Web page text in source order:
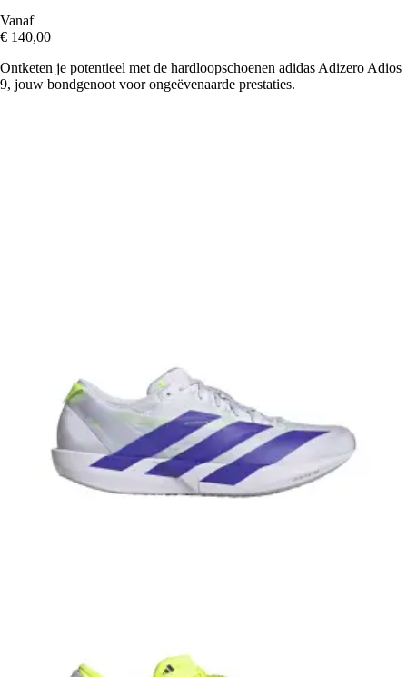
Vanaf
€ 140,00
Ontketen je potentieel met de hardloopschoenen adidas Adizero Adios
9, jouw bondgenoot voor ongeëvenaarde prestaties.